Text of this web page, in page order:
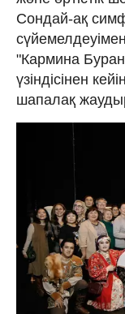
Сондай-ақ
"Кармина
үзіндісінен
шапалақ